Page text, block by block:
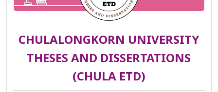
CHULALONGKORN UNIVERSITY
THESES AND DISSERTATIONS
(CHULA ETD)